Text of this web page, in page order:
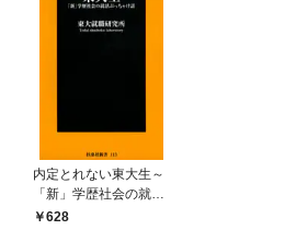
内定とれない東大生～
「新」学歴社会の就活
ぶっちゃけ話～
628